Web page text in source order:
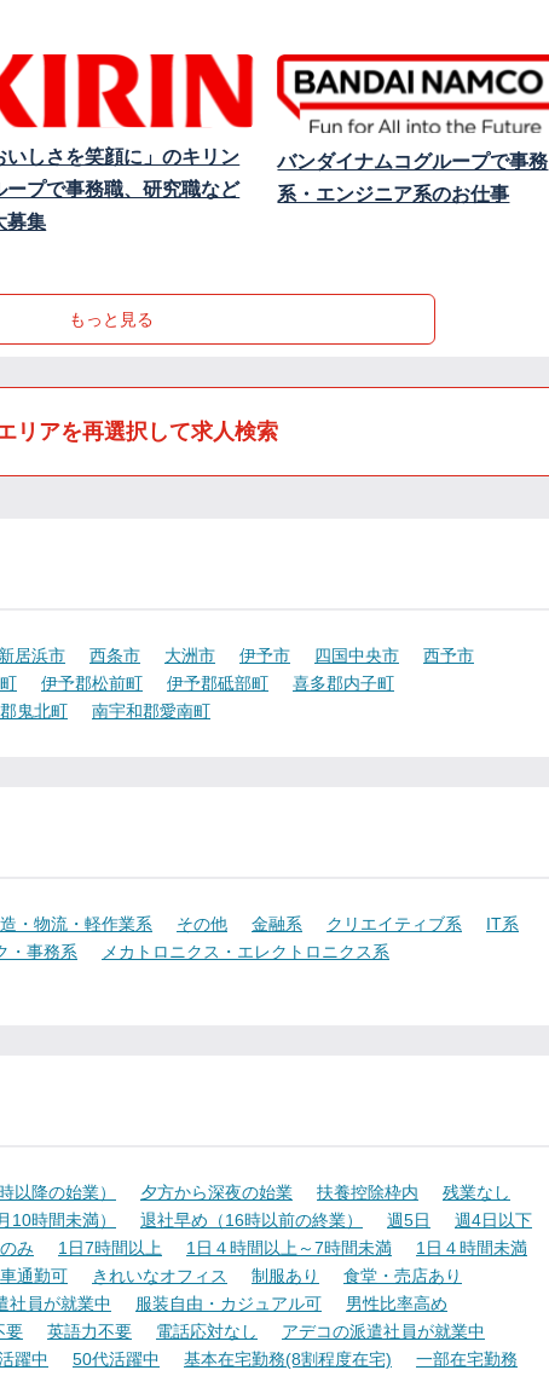
いしさを笑顔に」のキリン
ープで事務職、研究職など
募集
バンダイナムコグループで事務
系・エンジニア系のお仕事
もっと見る
リアを再選択して求人検索
新居浜市 西条市 大洲市 伊予市 四国中央市
西予市
伊予郡松前町 伊予郡砥部町
喜多郡内子町
鬼北町 南宇和郡愛南町
・物流・軽作業系 その他 金融系 クリエイティブ系
IT系
・事務系
メカトロニクス・エレクトロニクス系
以降の始業） 夕方から深夜の始業 扶養控除枠内
残業なし
10時間未満） 退社早め（16時以前の終業） 週5日
週4日以下
み 1日7時間以上 1日４時間以上～7時間未満
1日４時間未満
車通勤可 きれいなオフィス 制服あり
食堂・売店あり
社員が就業中 服装自由・カジュアル可
男性比率高め
要 英語力不要 電話応対なし
アデコの派遣社員が就業中
躍中 50代活躍中 基本在宅勤務(8割程度在宅)
一部在宅勤務